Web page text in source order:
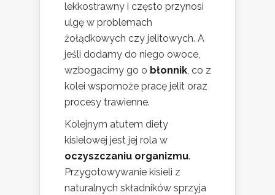
lekkostrawny i często przynosi
ulgę w problemach
żołądkowych czy jelitowych. A
jeśli dodamy do niego owoce,
wzbogacimy go o błonnik, co z
kolei wspomoże pracę jelit oraz
procesy trawienne.
Kolejnym atutem diety
kisielowej jest jej rola w
oczyszczaniu organizmu.
Przygotowywanie kisieli z
naturalnych składników sprzyja